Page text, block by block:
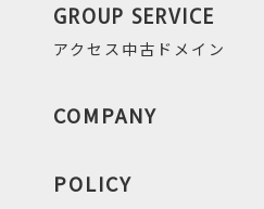
GROUP SERVICE
アクセス中古ドメイン
COMPANY
POLICY